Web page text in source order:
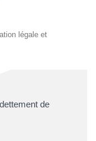
légale et
de